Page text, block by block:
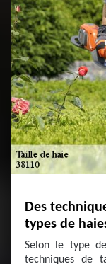
Des
types de
Selon le type
techniques de